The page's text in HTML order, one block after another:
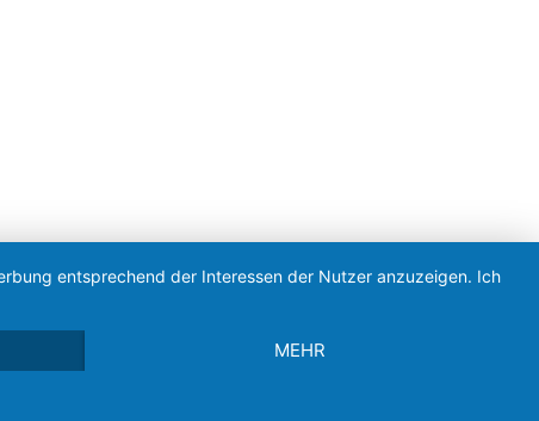
entsprechend der Interessen der Nutzer anzuzeigen. Ich
MEHR